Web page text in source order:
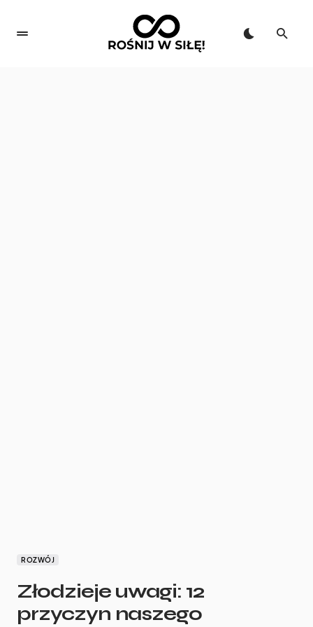
ROZWÓJ
Złodzieje uwagi: 12
przyczyn naszego